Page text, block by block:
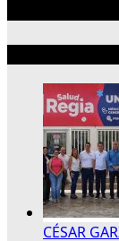
CÉSAR